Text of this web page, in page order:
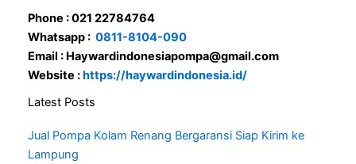
Phone : 021 22784764
Whatsapp : 0811-8104-090
Email : Haywardindonesiapompa@gmail.com
Website :https://haywardindonesia.id/
Latest Posts
Jual Pompa Kolam Renang Bergaransi Siap Kirim ke
Lampung